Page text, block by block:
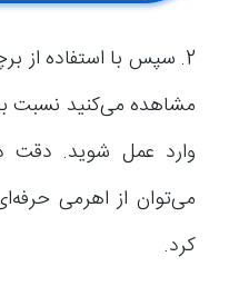
2. سپس با استفاده از
مشاهده می‌کنید نسبت
وارد عمل شوید. دقت
کرد.